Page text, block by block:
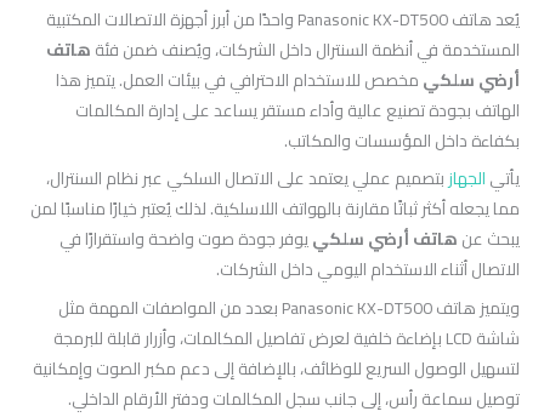
يُعد هاتف Panasonic KX-DT500 واحدًا من أبرز أجهزة الاتصالات المكتبية
المستخدمة في أنظمة السنترال داخل الشركات، ويُصنف ضمن فئةهاتف
أرضي سلكيمخصص للاستخدام الاحترافي في بيئات العمل. يتميز هذا
الهاتف بجودة تصنيع عالية وأداء مستقر يساعد على إدارة المكالمات
بكفاءة داخل المؤسسات والمكاتب.
يأتيالجهازبتصميم عملي يعتمد على الاتصال السلكي عبر نظام السنترال،
مما يجعله أكثر ثباتًا مقارنة بالهواتف اللاسلكية. لذلك يُعتبر خيارًا مناسبًا لمن
يبحث عنهاتف أرضي سلكييوفر جودة صوت واضحة واستقرارًا في
الاتصال أثناء الاستخدام اليومي داخل الشركات.
ويتميز هاتف Panasonic KX-DT500 بعدد من المواصفات المهمة مثل
شاشة LCD بإضاءة خلفية لعرض تفاصيل المكالمات، وأزرار قابلة للبرمجة
لتسهيل الوصول السريع للوظائف، بالإضافة إلى دعم مكبر الصوت وإمكانية
توصيل سماعة رأس، إلى جانب سجل المكالمات ودفتر الأرقام الداخلي.